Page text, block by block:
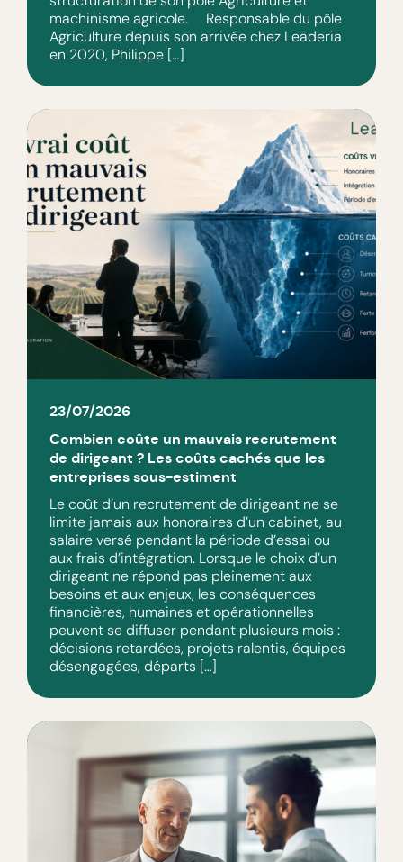
machinisme agricole. Responsable du pôle
Agriculture depuis son arrivée chez Leaderia
en 2020, Philippe […]
23/07/2026
Combien coûte un mauvais recrutement
de dirigeant ? Les coûts cachés que les
entreprises sous-estiment
Le coût d’un recrutement de dirigeant ne se
limite jamais aux honoraires d’un cabinet, au
salaire versé pendant la période d’essai ou
aux frais d’intégration. Lorsque le choix d’un
dirigeant ne répond pas pleinement aux
besoins et aux enjeux, les conséquences
financières, humaines et opérationnelles
peuvent se diffuser pendant plusieurs mois :
décisions retardées, projets ralentis, équipes
désengagées, départs […]